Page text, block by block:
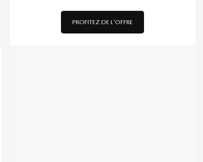
PROFITEZ DE L'OFFRE